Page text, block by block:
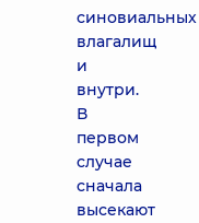
синовиальных
влагалищ
и
внутри.
В
первом
случае
сначала
высекают